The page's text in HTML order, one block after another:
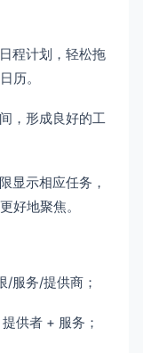
程计划，轻松拖
历。
，形成良好的工
显示相应任务，
好地聚焦。
/服务/提供商；
供者 + 服务；